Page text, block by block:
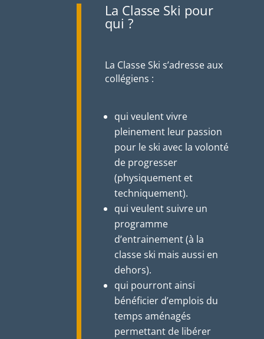
La Classe Ski pour
qui ?
La Classe Ski s’adresse aux
collégiens :
qui veulent vivre
pleinement leur passion
pour le ski avec la volonté
de progresser
(physiquement et
techniquement).
qui veulent suivre un
programme
d’entrainement (à la
classe ski mais aussi en
dehors).
qui pourront ainsi
bénéficier d’emplois du
temps aménagés
permettant de libérer